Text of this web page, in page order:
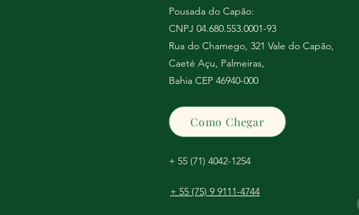
Pousada do Capão:
CNPJ 04.680.553.0001-93
Rua do Chamego, 321 Vale do Capão,
Caeté Açu, Palmeiras,
Bahia CEP 46940-000
Como Chegar
+ 55 (71) 4042-1254
+ 55 (75) 9 9111-4744